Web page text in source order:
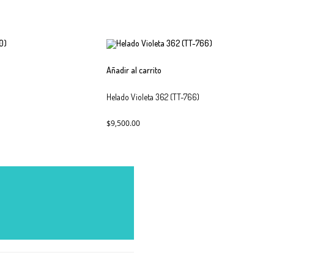
Añadir al carrito
Helado Violeta 362 (TT-766)
$9,500.00